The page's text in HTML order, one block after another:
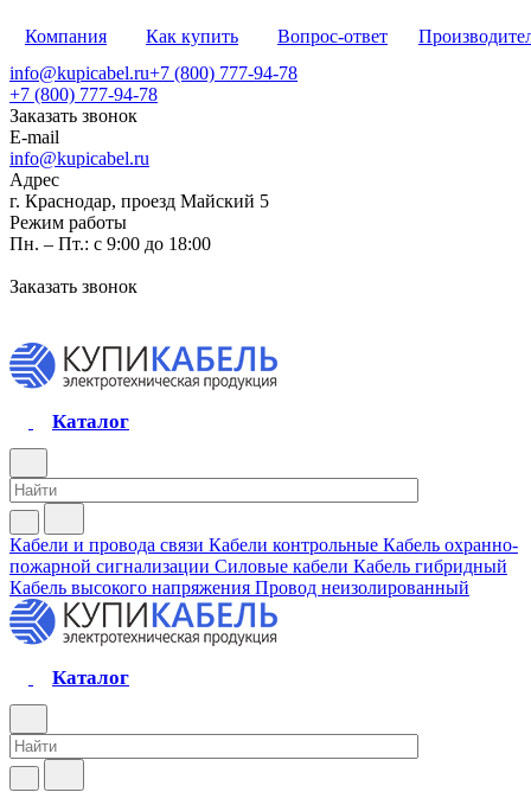
Компания Как купить Вопрос-ответ
info@kupicabel.ru+7 (800) 777-94-78
+7 (800) 777-94-78
Заказать звонок
E-mail
info@kupicabel.ru
Адрес
г. Краснодар, проезд Майский 5
Режим работы
Пн. – Пт.: с 9:00 до 18:00
Заказать звонок
Каталог
Кабели и провода связи Кабели контрольные Кабель охранно-
пожарной сигнализации Силовые кабели Кабель гибридный
Кабель высокого напряжения Провод неизолированный
Каталог